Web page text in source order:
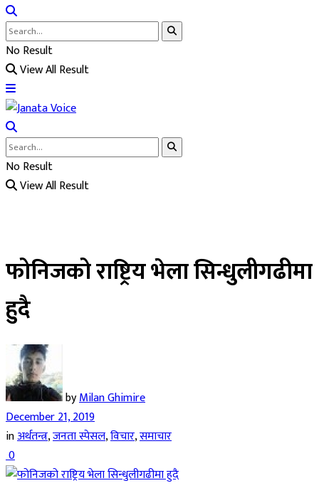
No Result
View All Result
No Result
View All Result
फोनिजको राष्ट्रिय भेला सिन्धुलीगढीमा
हुदै
byMilan Ghimire
December 21, 2019
inअर्थतन्त्र,जनता स्पेसल,विचार,समाचार
0